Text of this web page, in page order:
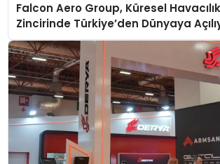
Falcon Aero Group, Küresel
Zincirinde Türkiye’den Dünyaya